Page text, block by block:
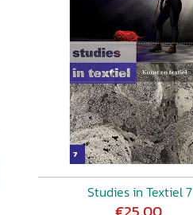
Studies in Textiel 7